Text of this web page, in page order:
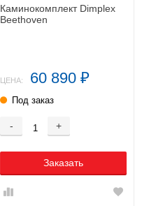
Каминокомплект Dimplex
Beethoven
ЦЕНА: 60 890 ₽
Под заказ
- +
Заказать